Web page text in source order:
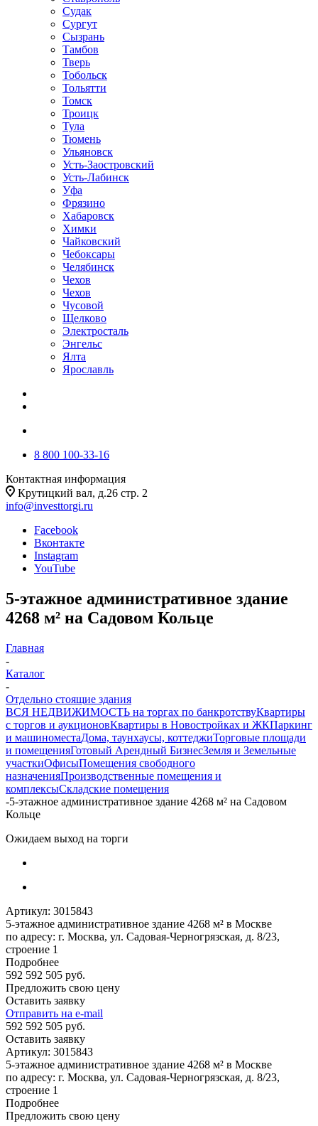
Судак
Сургут
Сызрань
Тамбов
Тверь
Тобольск
Тольятти
Томск
Троицк
Тула
Тюмень
Ульяновск
Усть-Заостровский
Усть-Лабинск
Уфа
Фрязино
Хабаровск
Химки
Чайковский
Чебоксары
Челябинск
Чехов
Чехов
Чусовой
Щелково
Электросталь
Энгельс
Ялта
Ярославль
8 800 100-33-16
Контактная информация
Крутицкий вал, д.26 стр. 2
info@investtorgi.ru
Facebook
Вконтакте
Instagram
YouTube
5-этажное административное здание
4268 м² на Садовом Кольце
Главная
-
Каталог
-
Отдельно стоящие здания
ВСЯ НЕДВИЖИМОСТЬ на торгах по банкротствуКвартиры
с торгов и аукционовКвартиры в Новостройках и ЖКПаркинг
и машиноместаДома, таунхаусы, коттеджиТорговые площади
и помещенияГотовый Арендный БизнесЗемля и Земельные
участкиОфисыПомещения свободного
назначенияПроизводственные помещения и
комплексыСкладские помещения
-5-этажное административное здание 4268 м² на Садовом
Кольце
Ожидаем выход на торги
Артикул: 3015843
5-этажное административное здание 4268 м² в Москве
по адресу: г. Москва, ул. Садовая-Черногрязская, д. 8/23,
строение 1
Подробнее
592 592 505 руб.
Предложить свою цену
Оставить заявку
Отправить на e-mail
592 592 505 руб.
Оставить заявку
Артикул: 3015843
5-этажное административное здание 4268 м² в Москве
по адресу: г. Москва, ул. Садовая-Черногрязская, д. 8/23,
строение 1
Подробнее
Предложить свою цену